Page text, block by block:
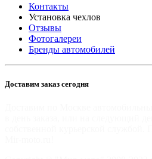
Контакты
Установка чехлов
Отзывы
Фотогалереи
Бренды автомобилей
Доставим заказ сегодня